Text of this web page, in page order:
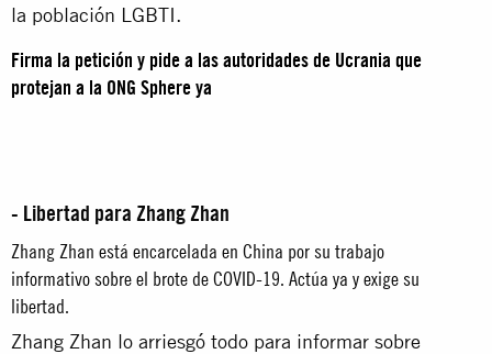
la población LGBTI.
Firma la petición y pide a las autoridades de Ucrania que
protejan a la ONG Sphere ya
- Libertad para Zhang Zhan
Zhang Zhan está encarcelada en China por su trabajo
informativo sobre el brote de COVID-19. Actúa ya y exige su
libertad.
Zhang Zhan lo arriesgó todo para informar sobre